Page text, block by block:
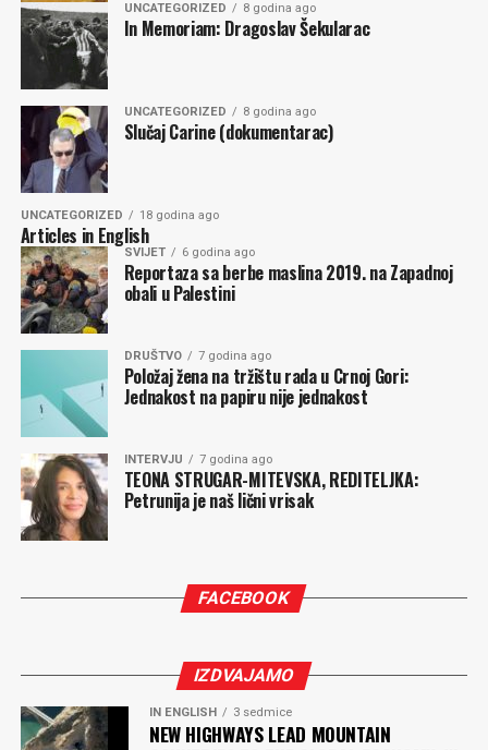
modalitete i varijante ove vlade i vlasti, ovde neću
Umesto toga, izneću još samo jedno upozorenje. Nakon
svih neuspeha poslednje tri vlade, koje su došle posle 30.
avgusta 2020., krajnje je vreme da se prestane sa
beskonačnim, opsesivnim i sebičnim ponavljanjem, tipa
Samo da ja dođem. Spas je u koncentraciji, koja je teška
ali moguća, a ne u bilo kom pojedinačnom subjektu ili
vođi, koji mogu da budu samo neka nova iluzija i
razočarenje.
Komentari
UNCATEGORIZED 8 godina ago
In Memoriam: Dragoslav Šekularac
UNCATEGORIZED 8 godina ago
Slučaj Carine (dokumentarac)
UNCATEGORIZED 18 godina ago
Articles in English
SVIJET 6 godina ago
Reportaza sa berbe maslina 2019. na Zapadnoj
obali u Palestini
DRUŠTVO 7 godina ago
Položaj žena na tržištu rada u Crnoj Gori:
Jednakost na papiru nije jednakost
INTERVJU 7 godina ago
TEONA STRUGAR-MITEVSKA, REDITELJKA:
Petrunija je naš lični vrisak
FACEBOOK
IZDVAJAMO
IN ENGLISH 3 sedmice
NEW HIGHWAYS LEAD MOUNTAIN